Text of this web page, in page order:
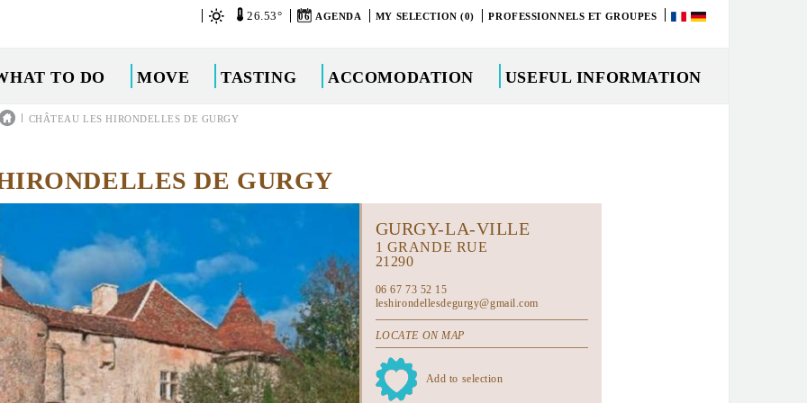
26.53° 06 AGENDA MY SELECTION (0) PROFESSIONNELS ET GROUPES
TO DO MOVE TASTING ACCOMODATION USEFUL INFORMATION
| CHÂTEAU LES HIRONDELLES DE GURGY
DE GURGY
GURGY-LA-VILLE
1 GRANDE RUE
21290
06 67 73 52 15
leshirondellesdegurgy@gmail.com
LOCATE ON MAP
Add to selection